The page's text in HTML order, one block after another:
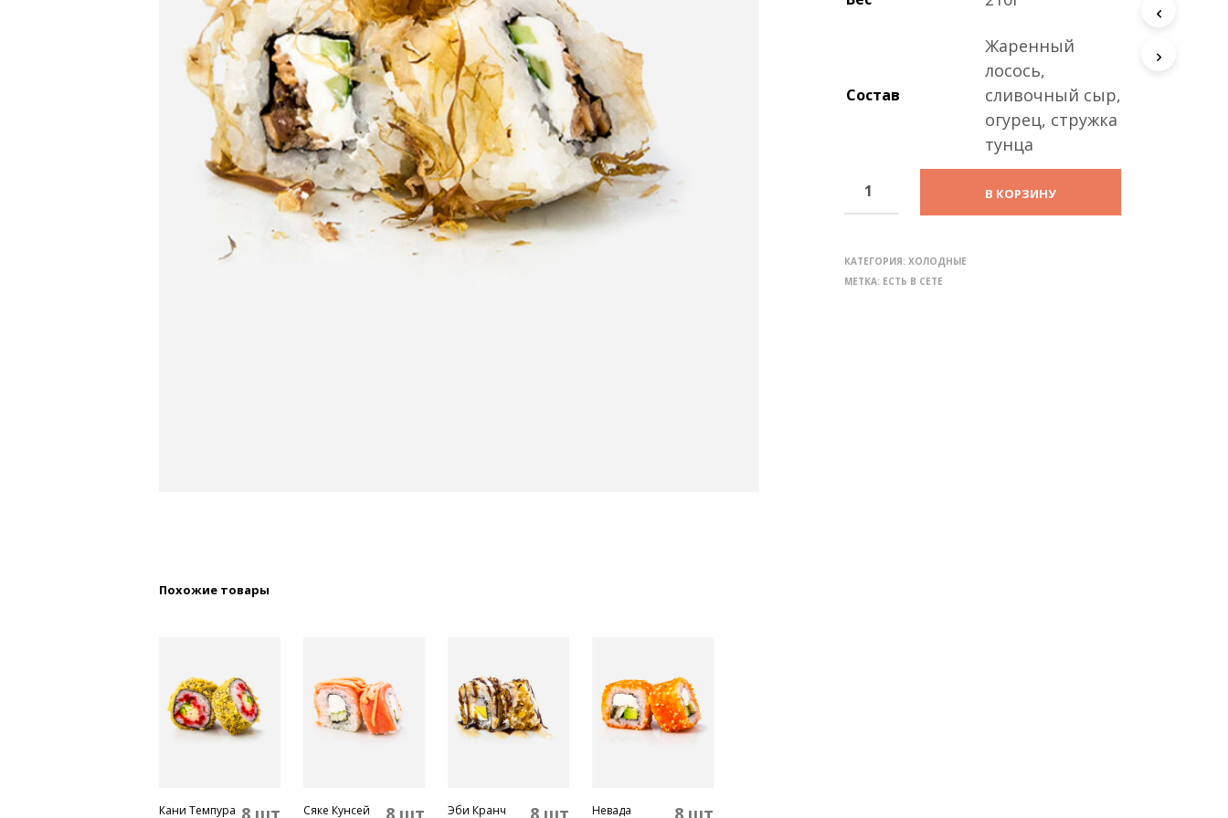
Состав
Жаренный
лосось,
сливочный сыр,
огурец, стружка
тунца
В КОРЗИНУ
КАТЕГОРИЯ: ХОЛОДНЫЕ
МЕТКА: ЕСТЬ В СЕТЕ
Похожие товары
Кани Темпура 8 шт Сяке Кунсей 8 шт Эби Кранч 8 шт Невада 8 шт